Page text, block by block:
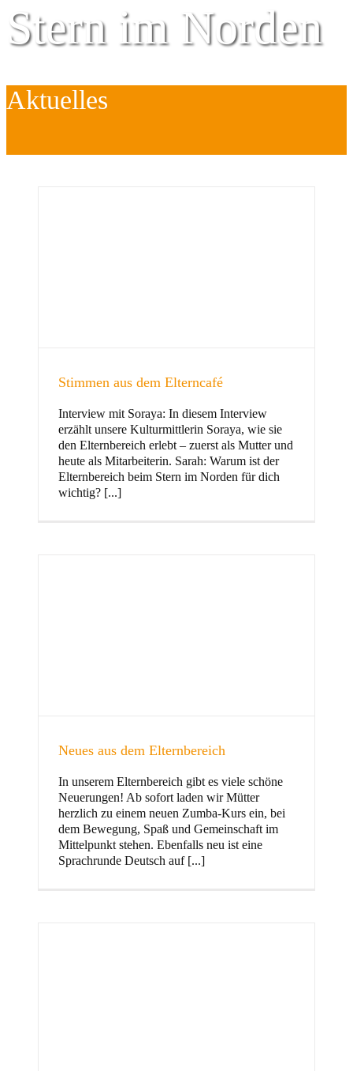
Stern im Norden
Zentrum für
und Familie
Kinder
Aktuelles
Stimmen aus dem Elterncafé
Interview mit Soraya: In diesem Interview
erzählt unsere Kulturmittlerin Soraya, wie sie
den Elternbereich erlebt – zuerst als Mutter und
heute als Mitarbeiterin. Sarah: Warum ist der
Elternbereich beim Stern im Norden für dich
wichtig? [...]
Neues aus dem Elternbereich
In unserem Elternbereich gibt es viele schöne
Neuerungen! Ab sofort laden wir Mütter
herzlich zu einem neuen Zumba-Kurs ein, bei
dem Bewegung, Spaß und Gemeinschaft im
Mittelpunkt stehen. Ebenfalls neu ist eine
Sprachrunde Deutsch auf [...]